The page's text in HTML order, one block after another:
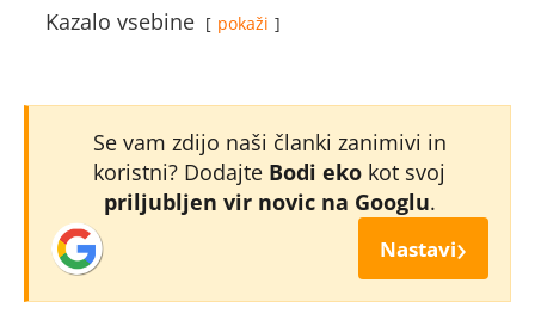
Kazalo vsebine pokaži
Se vam zdijo naši članki zanimivi in
koristni? Dodajte Bodi eko kot svoj
priljubljen vir novic na Googlu.
Nastavi›